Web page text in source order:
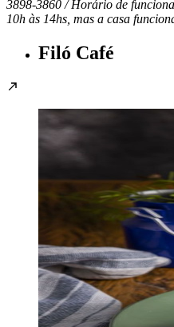
3898-3860 / Horário de
10h às 14hs, mas a casa
Filó Café